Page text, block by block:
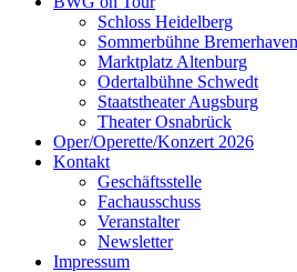
Schloss Heidelberg
Sommerbühne Bremerhaven
Marktplatz Altenburg
Odertalbühne Schwedt
Staatstheater Augsburg
Theater Osnabrück
Oper/Operette/Konzert 2026
Kontakt
Geschäftsstelle
Fachausschuss
Veranstalter
Newsletter
Impressum